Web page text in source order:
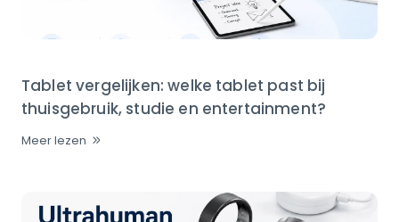
Tablet vergelijken: welke tablet past bij
thuisgebruik, studie en entertainment?
Meer lezen